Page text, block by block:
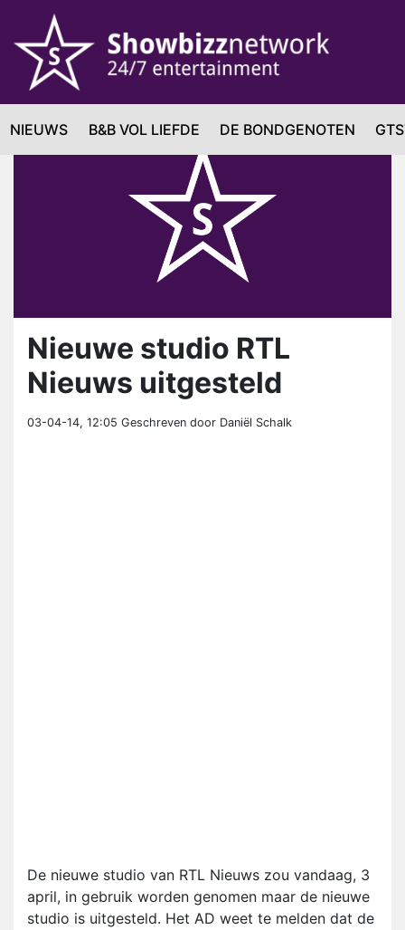
NIEUWS B&B VOL LIEFDE DE BONDGENOTEN
Nieuwe studio RTL
Nieuws uitgesteld
03-04-14, 12:05 Geschreven door Daniël Schalk
De nieuwe studio van RTL Nieuws zou vandaag, 3
april, in gebruik worden genomen maar de nieuwe
studio is uitgesteld. Het AD weet te melden dat de